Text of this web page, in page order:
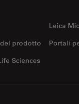
Leica
del prodotto
Portali
Sciences